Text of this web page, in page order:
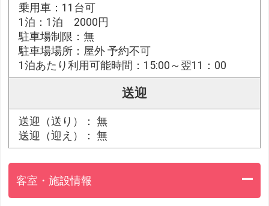
乗用車：11台可
1泊：1泊 2000円
駐車場制限：無
駐車場場所：屋外 予約不可
1泊あたり利用可能時間：15:00～翌11：00
送迎
送迎（送り）： 無
送迎（迎え）： 無
客室・施設情報